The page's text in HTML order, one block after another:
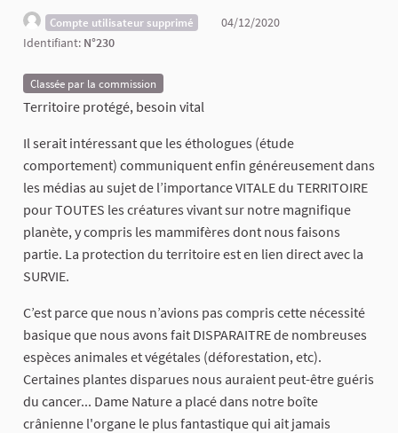
Compte utilisateur supprimé
04/12/2020
Identifiant: N°230
Classée par la commission
Territoire protégé, besoin vital
Il serait intéressant que les éthologues (étude
comportement) communiquent enfin généreusement dans
les médias au sujet de l’importance VITALE du TERRITOIRE
pour TOUTES les créatures vivant sur notre magnifique
planète, y compris les mammifères dont nous faisons
partie. La protection du territoire est en lien direct avec la
SURVIE.
C’est parce que nous n’avions pas compris cette nécessité
basique que nous avons fait DISPARAITRE de nombreuses
espèces animales et végétales (déforestation, etc).
Certaines plantes disparues nous auraient peut-être guéris
du cancer... Dame Nature a placé dans notre boîte
crânienne l'organe le plus fantastique qui ait jamais